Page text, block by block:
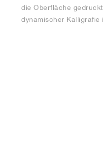
die Oberfläche
dynamischer Kalligrafie